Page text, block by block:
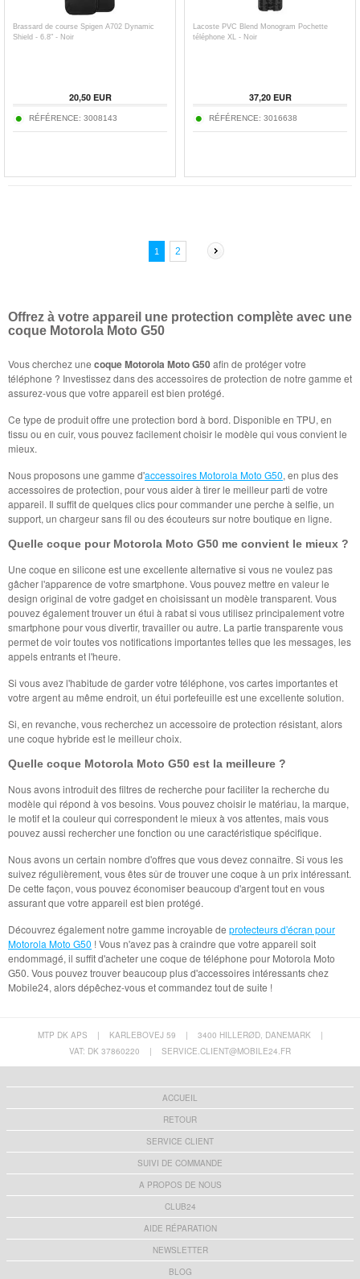
Brassard de course Spigen A702 Dynamic
Shield - 6.8" - Noir
20,50EUR
RÉFÉRENCE: 3008143
Lacoste PVC Blend Monogram Pochette
téléphone XL - Noir
37,20EUR
RÉFÉRENCE: 3016638
1 2
Offrez à votre appareil une protection complète avec une
coque Motorola Moto G50
Vous cherchez une coque Motorola Moto G50afin de protéger votre
téléphone ? Investissez dans des accessoires de protection de notre gamme et
assurez-vous que votre appareil est bien protégé.
Ce type de produit offre une protection bord à bord. Disponible en TPU, en
tissu ou en cuir, vous pouvez facilement choisir le modèle qui vous convient le
mieux.
Nous proposons une gamme d'accessoires Motorola Moto G50, en plus des
accessoires de protection, pour vous aider à tirer le meilleur parti de votre
appareil. Il suffit de quelques clics pour commander une perche à selfie, un
support, un chargeur sans fil ou des écouteurs sur notre boutique en ligne.
Quelle coque pour Motorola Moto G50 me convient le mieux ?
Une coque en silicone est une excellente alternative si vous ne voulez pas
gâcher l'apparence de votre smartphone. Vous pouvez mettre en valeur le
design original de votre gadget en choisissant un modèle transparent. Vous
pouvez également trouver un étui à rabat si vous utilisez principalement votre
smartphone pour vous divertir, travailler ou autre. La partie transparente vous
permet de voir toutes vos notifications importantes telles que les messages, les
appels entrants et l'heure.
Si vous avez l'habitude de garder votre téléphone, vos cartes importantes et
votre argent au même endroit, un étui portefeuille est une excellente solution.
Si, en revanche, vous recherchez un accessoire de protection résistant, alors
une coque hybride est le meilleur choix.
Quelle coque Motorola Moto G50 est la meilleure ?
Nous avons introduit des filtres de recherche pour faciliter la recherche du
modèle qui répond à vos besoins. Vous pouvez choisir le matériau, la marque,
le motif et la couleur qui correspondent le mieux à vos attentes, mais vous
pouvez aussi rechercher une fonction ou une caractéristique spécifique.
Nous avons un certain nombre d'offres que vous devez connaître. Si vous les
suivez régulièrement, vous êtes sûr de trouver une coque à un prix intéressant.
De cette façon, vous pouvez économiser beaucoup d'argent tout en vous
assurant que votre appareil est bien protégé.
Découvrez également notre gamme incroyable de protecteurs d'écran pour
Motorola Moto G50 ! Vous n'avez pas à craindre que votre appareil soit
endommagé, il suffit d'acheter une coque de téléphone pour Motorola Moto
G50. Vous pouvez trouver beaucoup plus d'accessoires intéressants chez
Mobile24, alors dépêchez-vous et commandez tout de suite !
MTP DK APS | KARLEBOVEJ 59 | 3400 HILLERØD, DANEMARK
|
VAT: DK 37860220
| SERVICE.CLIENT@MOBILE24.FR
ACCUEIL
RETOUR
SERVICE CLIENT
SUIVI DE COMMANDE
A PROPOS DE NOUS
CLUB24
AIDE RÉPARATION
NEWSLETTER
BLOG